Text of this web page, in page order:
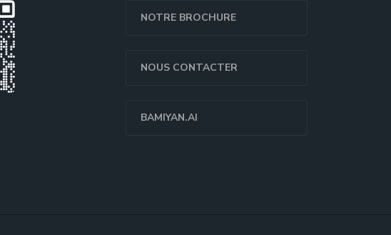
NOTRE BROCHURE
NOUS CONTACTER
BAMIYAN.AI